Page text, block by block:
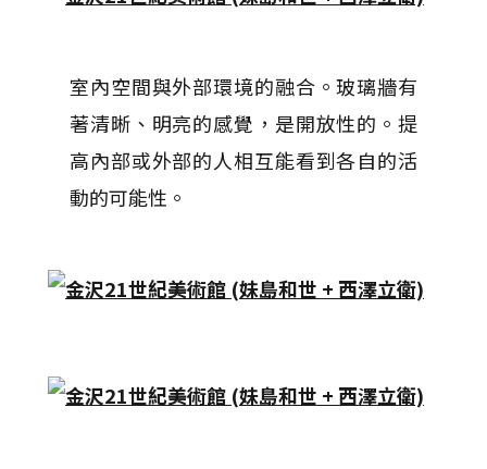
室內空間與外部環境的融合。玻璃牆有
著清晰、明亮的感覺，是開放性的。提
高內部或外部的人相互能看到各自的活
動的可能性。